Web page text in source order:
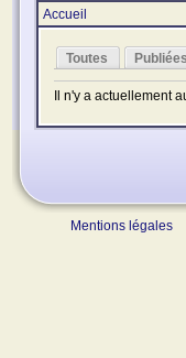
Accueil
Toutes
Il n'y a actuellement
Mentions légales